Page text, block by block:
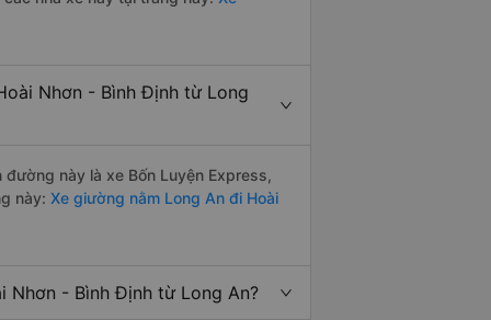
Nhơn - Bình Định từ Long
này là xe Bốn Luyện Express,
này: Xe giường nằm Long An đi Hoài
Nhơn - Bình Định từ Long An?